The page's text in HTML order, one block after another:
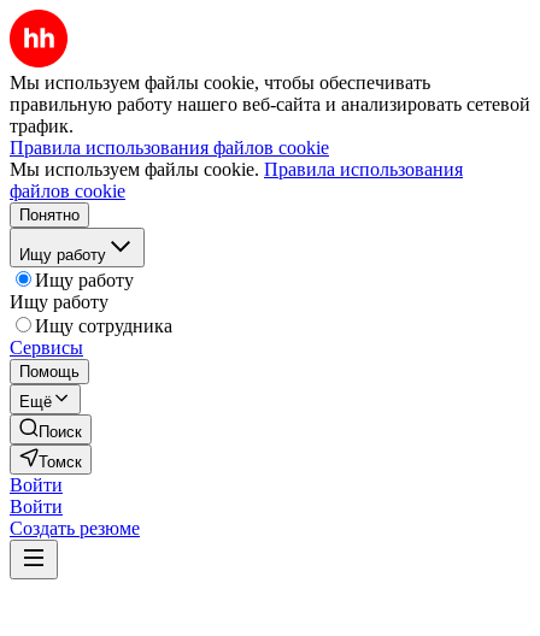
Мы используем файлы cookie, чтобы обеспечивать
правильную работу нашего веб-сайта и анализировать сетевой
трафик.
Правила использования файлов cookie
Мы используем файлы cookie. Правила использования
файлов cookie
Понятно
Ищу работу
Ищу работу
Ищу работу
Ищу сотрудника
Сервисы
Помощь
Ещё
Поиск
Томск
Войти
Войти
Создать резюме